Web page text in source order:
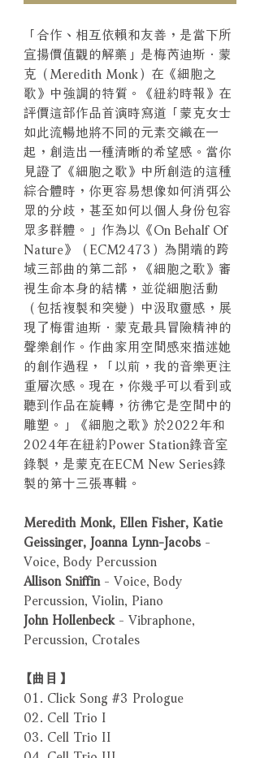
「合作、相互依賴和友善，是當下所
宣揚價值觀的解藥」是梅芮迪斯．蒙
克（Meredith Monk）在《細胞之
歌》中強調的特質。《紐約時報》在
評價這部作品首演時寫道「蒙克女士
如此流暢地將不同的元素交織在一
起，創造出一種清晰的希望感。當你
見證了《細胞之歌》中所創造的這種
綜合體時，你更容易想像如何消弭公
眾的分歧，甚至如何以個人身份包容
眾多群體。」作為以《On Behalf Of
Nature》（ECM2473）為開端的跨
域三部曲的第二部，《細胞之歌》審
視生命本身的結構，並從細胞活動
（包括複製和突變）中汲取靈感，展
現了梅雷迪斯．蒙克最具冒險精神的
聲樂創作。作曲家用空間感來描述她
的創作過程，「以前，我的音樂更注
重層次感。現在，你幾乎可以看到或
聽到作品在旋轉，彷彿它是空間中的
雕塑。」《細胞之歌》於2022年和
2024年在紐約Power Station錄音室
錄製，是蒙克在ECM New Series錄
製的第十三張專輯。
Meredith Monk, Ellen Fisher, Katie
Geissinger, Joanna Lynn-Jacobs-
Voice, Body Percussion
Allison Sniffin- Voice, Body
Percussion, Violin, Piano
John Hollenbeck - Vibraphone,
Percussion, Crotales
【曲目】
01. Click Song #3 Prologue
02. Cell Trio I
03. Cell Trio II